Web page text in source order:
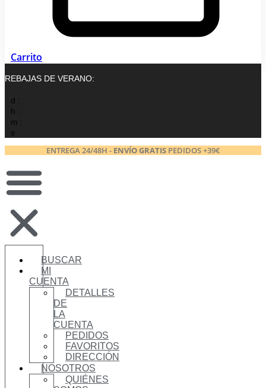
Carrito
REBAJAS DE VERANO:
d :
h :
m :
s
ENTREGA 24/48H - ENVÍO GRATISPEDIDOS +39€
BUSCAR
MI
CUENTA
DETALLES
DE
LA
CUENTA
PEDIDOS
FAVORITOS
DIRECCIÓN
NOSOTROS
QUIÉNES